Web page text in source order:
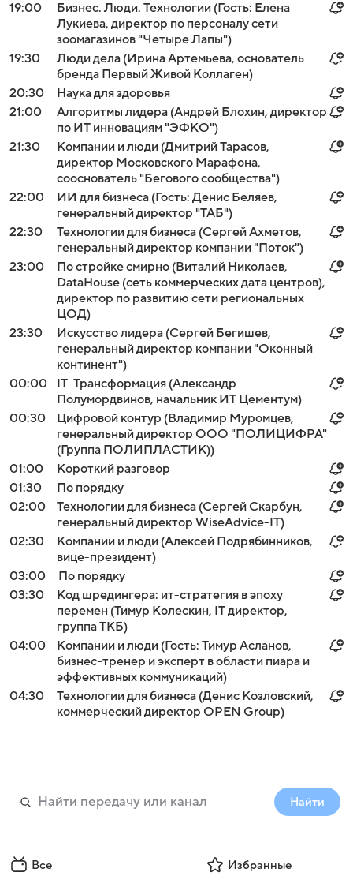
19:00
Бизнес. Люди. Технологии (Гость: Елена
Лукиева, директор по персоналу сети
зоомагазинов "Четыре Лапы")
19:30
Люди дела (Ирина Артемьева, основатель
бренда Первый Живой Коллаген)
20:30
Наука для здоровья
21:00
Алгоритмы лидера (Андрей Блохин, директор
по ИТ инновациям "ЭФКО")
21:30
Компании и люди (Дмитрий Тарасов,
директор Московского Марафона,
сооснователь "Бегового сообщества")
22:00
ИИ для бизнеса (Гость: Денис Беляев,
генеральный директор "ТАБ")
22:30
Технологии для бизнеса (Сергей Ахметов,
генеральный директор компании "Поток")
23:00
По стройке смирно (Виталий Николаев,
DataHouse (сеть коммерческих дата центров),
директор по развитию сети региональных
ЦОД)
23:30
Искусство лидера (Сергей Бегишев,
генеральный директор компании "Оконный
континент")
00:00
IT-Трансформация (Александр
Полумордвинов, начальник ИТ Цементум)
00:30
Цифровой контур (Владимир Муромцев,
генеральный директор ООО "ПОЛИЦИФРА"
(Группа ПОЛИПЛАСТИК))
01:00
Короткий разговор
01:30
По порядку
02:00
Технологии для бизнеса (Сергей Скарбун,
генеральный директор WiseAdvice-IT)
02:30
Компании и люди (Алексей Подрябинников,
вице-президент)
03:00
По порядку
03:30
Код шредингера: ит-стратегия в эпоху
перемен (Тимур Колескин, IT директор,
группа ТКБ)
04:00
Компании и люди (Гость: Тимур Асланов,
бизнес-тренер и эксперт в области пиара и
эффективных коммуникаций)
04:30
Технологии для бизнеса (Денис Козловский,
коммерческий директор OPEN Group)
Найти
Все Избранные